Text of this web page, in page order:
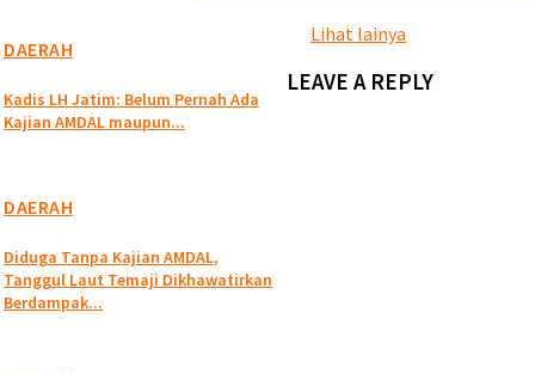
DAERAH
Kadis LH Jatim: Belum Pernah Ada
Kajian AMDAL maupun...
DAERAH
Diduga Tanpa Kajian AMDAL,
Tanggul Laut Temaji Dikhawatirkan
Berdampak...
Lihat lainya
LEAVE A REPLY